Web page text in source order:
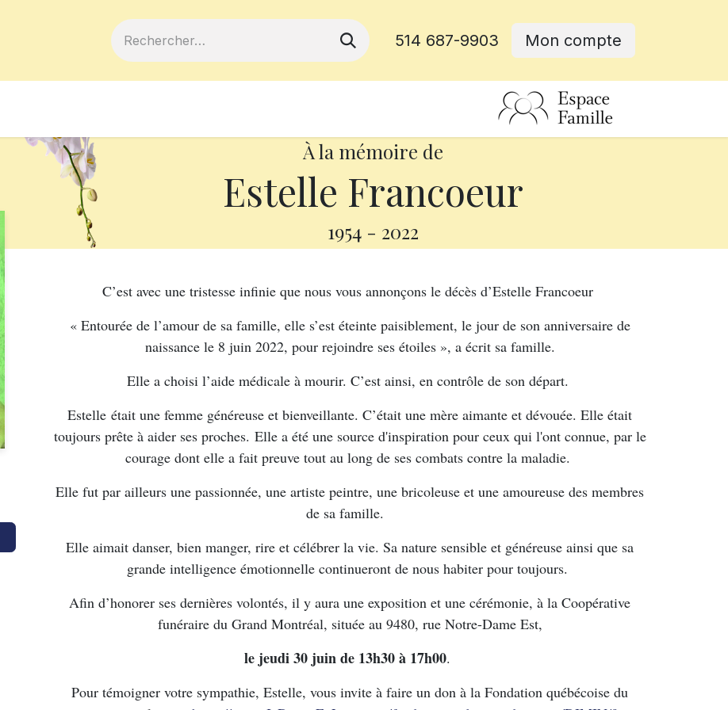
514 687-9903 Mon compte
À la mémoire de
Estelle Francoeur
1954 - 2022
C’est avec une tristesse infinie que nous vous annonçons le décès d’Estelle Francoeur
« Entourée de l’amour de sa famille, elle s’est éteinte paisiblement, le jour de son anniversaire de
naissance le 8 juin 2022, pour rejoindre ses étoiles », a écrit sa famille.
Elle a choisi l’aide médicale à mourir. C’est ainsi, en contrôle de son départ.
Estelle était une femme généreuse et bienveillante. C’était une mère aimante et dévouée. Elle était
toujours prête à aider ses proches. Elle a été une source d'inspiration pour ceux qui l'ont connue, par le
courage dont elle a fait preuve tout au long de ses combats contre la maladie.
Elle fut par ailleurs une passionnée, une artiste peintre, une bricoleuse et une amoureuse des membres
de sa famille.
Elle aimait danser, bien manger, rire et célébrer la vie. Sa nature sensible et généreuse ainsi que sa
grande intelligence émotionnelle continueront de nous habiter pour toujours.
Afin d’honorer ses dernières volontés, il y aura une exposition et une cérémonie, à la Coopérative
funéraire du Grand Montréal, située au 9480, rue Notre-Dame Est,
le jeudi 30 juin de 13h30 à 17h00.
Pour témoigner votre sympathie, Estelle, vous invite à faire un don à la Fondation québécoise du